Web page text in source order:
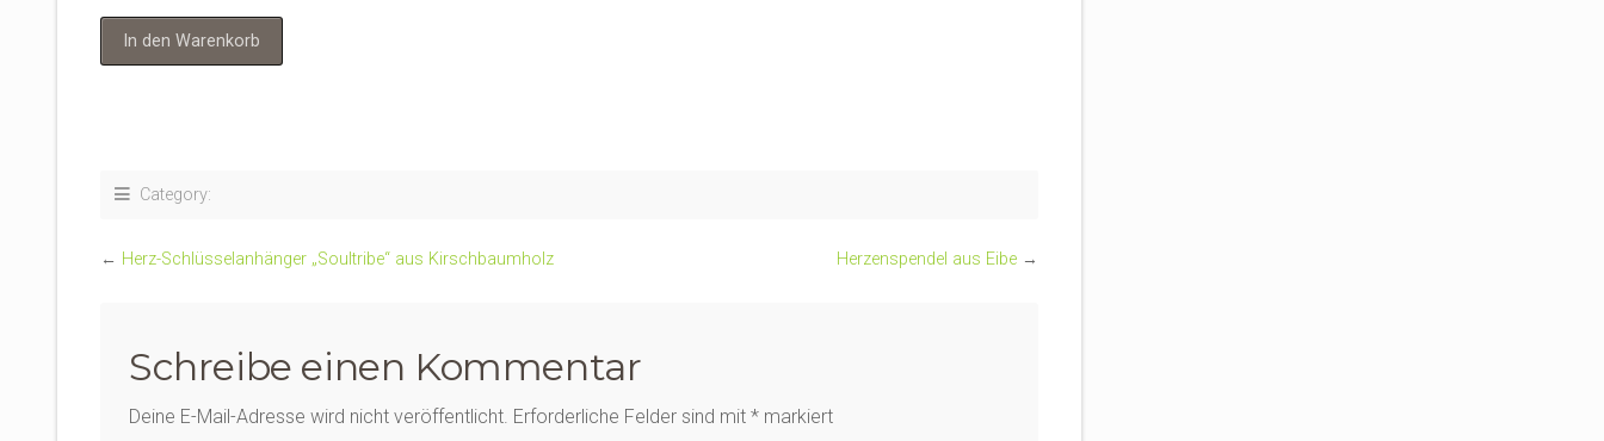
In den Warenkorb
Category:
← Herz-Schlüsselanhänger „Soultribe“ aus Kirschbaumholz Herzenspendel aus Eibe →
Schreibe einen Kommentar
Deine E-Mail-Adresse wird nicht veröffentlicht. Erforderliche Felder sind mit * markiert